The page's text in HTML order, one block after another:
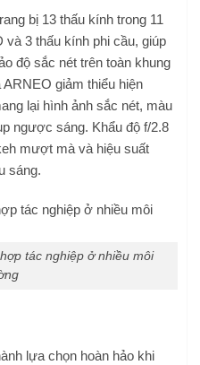
bị 13 thấu kính trong 11
và 3 thấu kính phi cầu, giúp
độ sắc nét trên toàn khung
giảm thiểu hiện
lại hình ảnh sắc nét, màu
ngược sáng. Khẩu độ f/2.8
mượt mà và hiệu suất
sáng.
tác nghiệp ở nhiều môi
lựa chọn hoàn hảo khi